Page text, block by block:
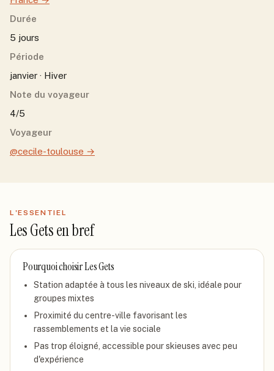
Durée
5 jours
Période
janvier · Hiver
Note du voyageur
4/5
Voyageur
@cecile-toulouse →
L'ESSENTIEL
Les Getsen bref
Pourquoi choisirLes Gets
Station adaptée à tous les niveaux de ski, idéale pour
groupes mixtes
Proximité du centre-ville favorisant les
rassemblements et la vie sociale
Pas trop éloigné, accessible pour skieuses avec peu
d'expérience